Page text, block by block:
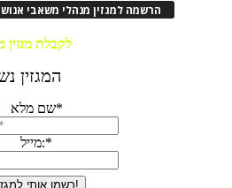
הרשמה למגזין מנהלי משאבי אנוש